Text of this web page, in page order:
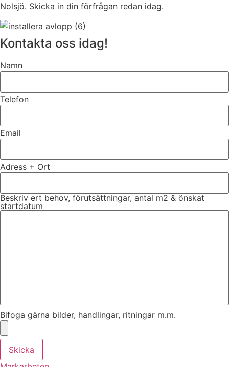
Nolsjö. Skicka in din förfrågan redan idag.
Kontakta oss idag!
Namn
Telefon
Email
Adress + Ort
Beskriv ert behov, förutsättningar, antal m2 & önskat
startdatum
Bifoga gärna bilder, handlingar, ritningar m.m.
Skicka